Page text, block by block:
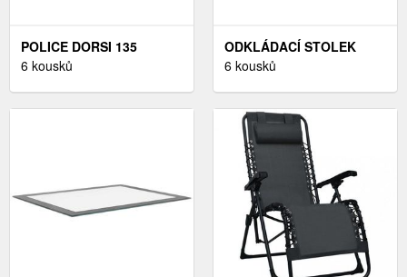
POLICE DORSI 135
6 kousků
ODKLÁDACÍ STOLEK
SINIS DEKORHOME
6 kousků